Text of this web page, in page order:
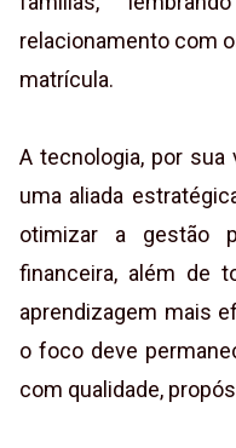
relacionamento com
matrícula.
A tecnologia, por sua
uma aliada
otimizar a gestão
financeira, além de
aprendizagem mais
o foco deve
com qualidade,